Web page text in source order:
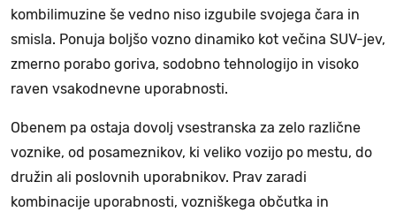
kombilimuzine še vedno niso izgubile svojega čara in
smisla. Ponuja boljšo vozno dinamiko kot večina SUV-jev,
zmerno porabo goriva, sodobno tehnologijo in visoko
raven vsakodnevne uporabnosti.
Obenem pa ostaja dovolj vsestranska za zelo različne
voznike, od posameznikov, ki veliko vozijo po mestu, do
družin ali poslovnih uporabnikov. Prav zaradi
kombinacije uporabnosti, vozniškega občutka in